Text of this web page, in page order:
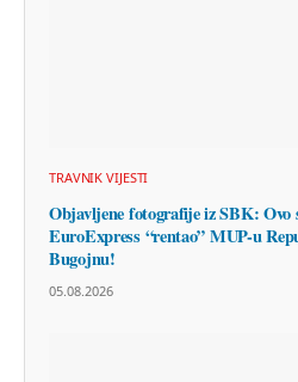
TRAVNIK VIJESTI
Objavljene fotografije iz SBK:
EuroExpress “rentao” MUP-u
Bugojnu!
05.08.2026